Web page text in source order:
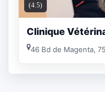
(4.5)
Clinique
46 Bd de Magenta,